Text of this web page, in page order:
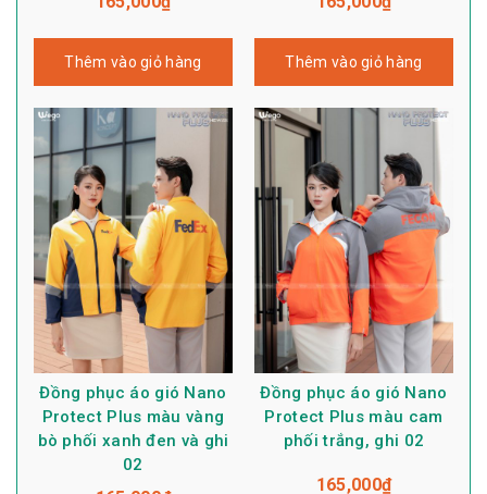
Thêm vào giỏ hàng Thêm vào giỏ hàng
Đồng phục áo gió Nano
Protect Plus màu vàng
bò phối xanh đen và ghi
02
Đồng phục áo gió Nano
Protect Plus màu cam
phối trắng, ghi 02
165,000₫